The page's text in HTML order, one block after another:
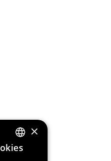
ENGLISH
×